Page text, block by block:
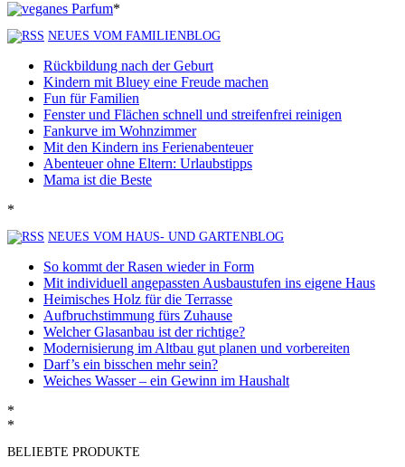
*
NEUES VOM FAMILIENBLOG
Rückbildung nach der Geburt
Kindern mit Bluey eine Freude machen
Fun für Familien
Fenster und Flächen schnell und streifenfrei reinigen
Fankurve im Wohnzimmer
Mit den Kindern ins Ferienabenteuer
Abenteuer ohne Eltern: Urlaubstipps
Mama ist die Beste
*
NEUES VOM HAUS- UND GARTENBLOG
So kommt der Rasen wieder in Form
Mit individuell angepassten Ausbaustufen ins eigene Haus
Heimisches Holz für die Terrasse
Aufbruchstimmung fürs Zuhause
Welcher Glasanbau ist der richtige?
Modernisierung im Altbau gut planen und vorbereiten
Darf’s ein bisschen mehr sein?
Weiches Wasser – ein Gewinn im Haushalt
*
*
BELIEBTE PRODUKTE